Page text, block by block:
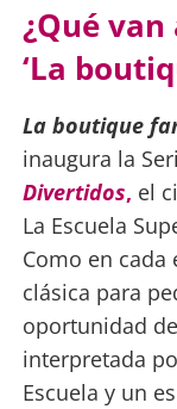
¿Qué
‘La
La boutique
inaugura la
Divertidos, el
La Escuela
Como en cada
clásica para
oportunidad
interpretada
Escuela y un